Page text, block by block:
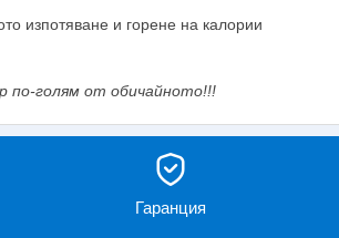
изпотяване и горене на калории
по-голям от обичайното!!!
Гаранция